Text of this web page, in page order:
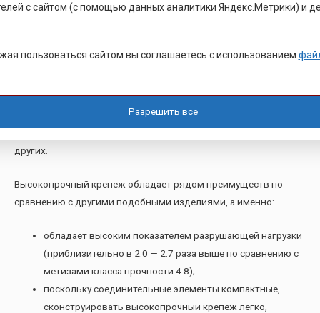
позволяют конструировать соединительный узел из
Высокопрочный крепеж изготавливается из
низкоуглеродистых и легированных сталей с содержанием
других.
Высокопрочный крепеж обладает рядом преимуществ по
сравнению с другими подобными изделиями, а именно:
обладает высоким показателем разрушающей нагрузки
(приблизительно в 2.0 — 2.7 раза выше по сравнению с
метизами класса прочности 4.8);
поскольку соединительные элементы компактные,
сконструировать высокопрочный крепеж легко,
с сайтом (с помощью данных аналитики Яндекс.Метрики) и
пользоваться сайтом вы соглашаетесь с использованием
Разрешить все